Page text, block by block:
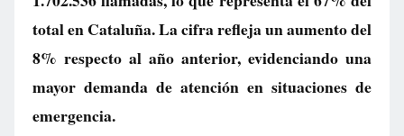
total en Cataluña. La cifra refleja un aumento del
8% respecto al año anterior, evidenciando una
mayor demanda de atención en situaciones de
emergencia.